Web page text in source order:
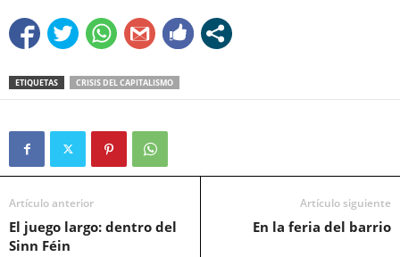
ETIQUETAS CRISIS DEL CAPITALISMO
Artículo anterior
El juego largo: dentro del
Sinn Féin
Artículo siguiente
En la feria del barrio